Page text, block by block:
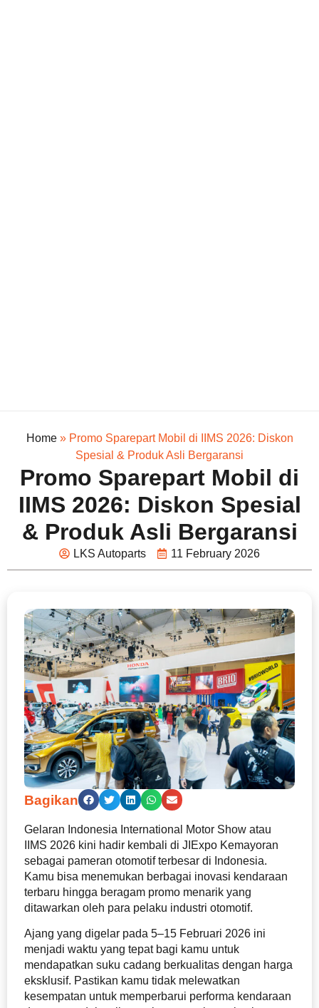
Home» Promo Sparepart Mobil di IIMS 2026: Diskon
Spesial & Produk Asli Bergaransi
Promo Sparepart Mobil di
IIMS 2026: Diskon Spesial
& Produk Asli Bergaransi
LKS Autoparts 11 February 2026
Bagikan
Gelaran Indonesia International Motor Show atau
IIMS 2026 kini hadir kembali di JIExpo Kemayoran
sebagai pameran otomotif terbesar di Indonesia.
Kamu bisa menemukan berbagai inovasi kendaraan
terbaru hingga beragam promo menarik yang
ditawarkan oleh para pelaku industri otomotif.
Ajang yang digelar pada 5–15 Februari 2026 ini
menjadi waktu yang tepat bagi kamu untuk
mendapatkan suku cadang berkualitas dengan harga
eksklusif. Pastikan kamu tidak melewatkan
kesempatan untuk memperbarui performa kendaraan